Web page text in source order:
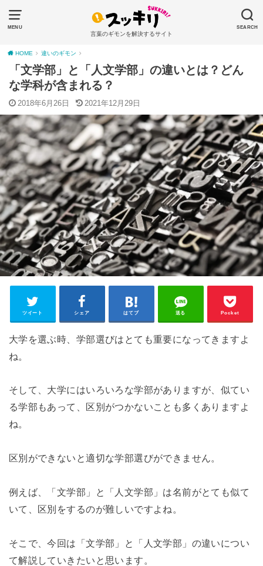
MENU SEARCH
言葉のギモンを解決するサイト
HOME 違いのギモン
「文学部」と「人文学部」の違いとは？どん
な学科が含まれる？
2018年6月26日 2021年12月29日
ツイート シェア はてブ 送る Pocket
大学を選ぶ時、学部選びはとても重要になってきますよ
ね。
そして、大学にはいろいろな学部がありますが、似てい
る学部もあって、区別がつかないことも多くありますよ
ね。
区別ができないと適切な学部選びができません。
例えば、「文学部」と「人文学部」は名前がとても似て
いて、区別をするのが難しいですよね。
そこで、今回は「文学部」と「人文学部」の違いについ
て解説していきたいと思います。